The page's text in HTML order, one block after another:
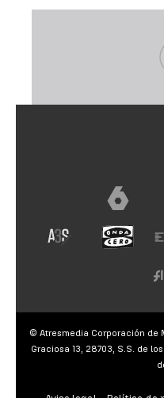
© Atresmedia Corporación de
Graciosa 13, 28703, S.S. de